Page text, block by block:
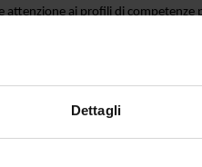
Dettagli
attenzione ai profili di competenze
presenti in agricoltura e
presso le imprese agricole
elaborare e condividere i
skill, con particolare riferimento
l’osservazione partecipata in vari